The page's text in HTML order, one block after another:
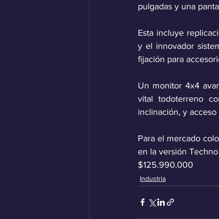
pulgadas y una
Esta incluye
y el innovador
fijación para
Un monitor 4x4
vital todoterreno
inclinación, y
Para el mercado
en la versión
$125.990.000
Industria